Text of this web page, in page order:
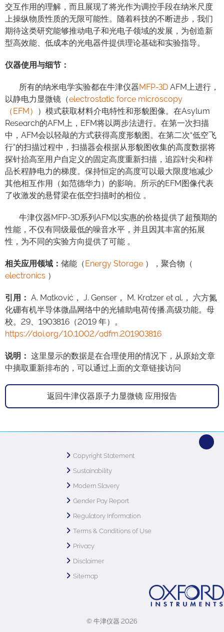
交互作用的理解，而且展现了将光作为调控手段在纳米尺度
上操纵物质性质的无限可能性。随着科技的不断进步，我们
期待这类研究能够推动电子和光电子领域的发展，为创造新
型高效能、低成本的光电器件提供理论基础和实验指导。
仪器使用与细节：
所有的纳米电学实验都在牛津仪器MFP-3D AFM上进行，
以静电力显微镜（electrostatic force microscopy
（EFM）
）模式获取材料介电特性和形貌图像。在Asylum
Research的AFM上，EFM将以两步法进行。在第一次扫描
中，AFM会以轻敲的方式获得高度形貌图。在第二次“低空飞
行”的扫描过程中，扫描器会根据从形貌图收集的高度数据将
探针抬高至用户自定义的固定高度重新扫描，追踪针尖和样
品长程静电力的梯度。保持恒定的高度可以最大限度地减少
其他相互作用（如范德华力）的影响。所示的EFM图像代表
了收激发的悬臂梁在低空扫描时的相位 。
牛津仪器MFP-3D系列AFM以实惠的价格提供了超预期的
性能，不仅有同级最低的噪音水平，并且因其丰富的拓展
性，为不同的实验方向提供了可能 。
相关应用领域： 储能（Energy Storage ），聚合物（
electronics ）
引用： A. Matković， J. Genser， M. Kratzer et al.， 六方氮
化硼有机半导体微晶网络中的光辅助电荷传播.高级功能。母
校。29、1903816（2019 年）。
https://doi.org/10.1002/adfm.201903816
说明 ： 这里显示的数据是在合理使用的情况下，从原始文章
中摘取重新排布的，可以通过上面的文章链接访问
返回牛津仪器原子力显微镜 应用报告
Copyright Statement
Sustainability
Modern Slavery
Gender Pay Report
Regulatory Information
Terms & Conditions of Use
Privacy
Disclaimer
Sitemap
© 牛津仪器 2026